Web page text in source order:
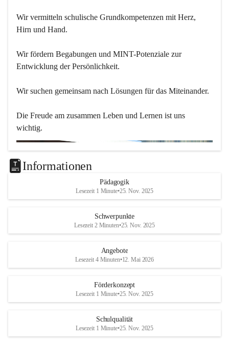
Wir vermitteln schulische Grundkompetenzen mit Herz,
Hirn und Hand.
Wir fördern Begabungen und MINT-Potenziale zur
Entwicklung der Persönlichkeit.
Wir suchen gemeinsam nach Lösungen für das Miteinander.
Die Freude am zusammen Leben und Lernen ist uns
wichtig.
Informationen
Pädagogik
Lesezeit 1 Minute•25. Nov. 2025
Schwerpunkte
Lesezeit 2 Minuten•25. Nov. 2025
Angebote
Lesezeit 4 Minuten•12. Mai 2026
Förderkonzept
Lesezeit 1 Minute•25. Nov. 2025
Schulqualität
Lesezeit 1 Minute•25. Nov. 2025